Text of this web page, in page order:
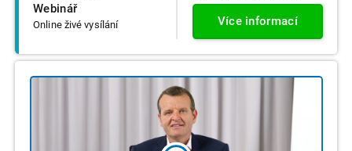
Webinář
Online živé vysílání Více informací